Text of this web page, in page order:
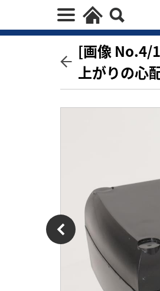
[画像 No.4/
上がりの心